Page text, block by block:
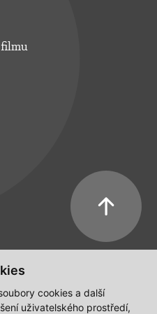
cookies a další
uživatelského prostředí,